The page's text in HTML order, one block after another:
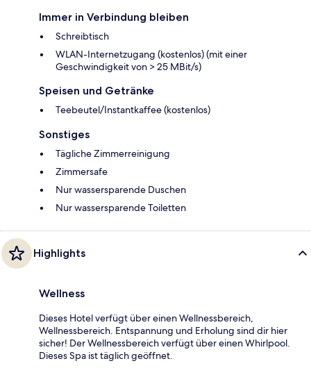
Immer in Verbindung bleiben
Schreibtisch
WLAN-Internetzugang (kostenlos) (mit einer
Geschwindigkeit von > 25 MBit/s)
Speisen und Getränke
Teebeutel/Instantkaffee (kostenlos)
Sonstiges
Tägliche Zimmerreinigung
Zimmersafe
Nur wassersparende Duschen
Nur wassersparende Toiletten
Highlights
Wellness
Dieses Hotel verfügt über einen Wellnessbereich,
Wellnessbereich. Entspannung und Erholung sind dir hier
sicher! Der Wellnessbereich verfügt über einen Whirlpool.
Dieses Spa ist täglich geöffnet.